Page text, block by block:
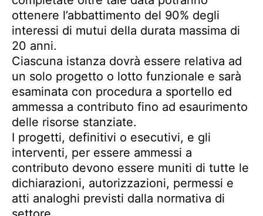
ottenere l’abbattimento del 90% degli
interessi di mutui della durata massima di
20 anni.
Ciascuna istanza dovrà essere relativa ad
un solo progetto o lotto funzionale e sarà
esaminata con procedura a sportello ed
ammessa a contributo fino ad esaurimento
delle risorse stanziate.
I progetti, definitivi o esecutivi, e gli
interventi, per essere ammessi a
contributo devono essere muniti di tutte le
dichiarazioni, autorizzazioni, permessi e
atti analoghi previsti dalla normativa di